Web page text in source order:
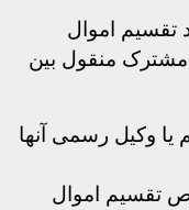
تقسیم اموال
مشترک منقول بین
یا وکیل رسمی آنها
تقسیم اموال